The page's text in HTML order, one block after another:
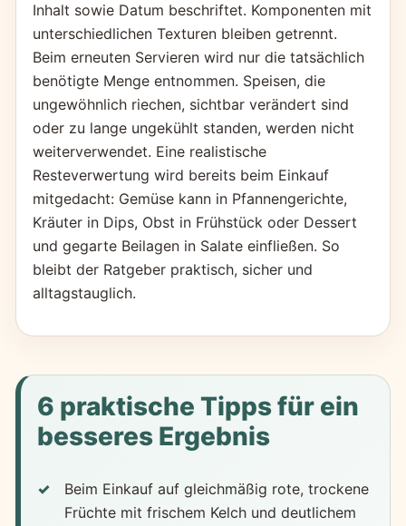
Inhalt sowie Datum beschriftet. Komponenten mit
unterschiedlichen Texturen bleiben getrennt.
Beim erneuten Servieren wird nur die tatsächlich
benötigte Menge entnommen. Speisen, die
ungewöhnlich riechen, sichtbar verändert sind
oder zu lange ungekühlt standen, werden nicht
weiterverwendet. Eine realistische
Resteverwertung wird bereits beim Einkauf
mitgedacht: Gemüse kann in Pfannengerichte,
Kräuter in Dips, Obst in Frühstück oder Dessert
und gegarte Beilagen in Salate einfließen. So
bleibt der Ratgeber praktisch, sicher und
alltagstauglich.
6 praktische Tipps für ein
besseres Ergebnis
Beim Einkauf auf gleichmäßig rote, trockene
Früchte mit frischem Kelch und deutlichem